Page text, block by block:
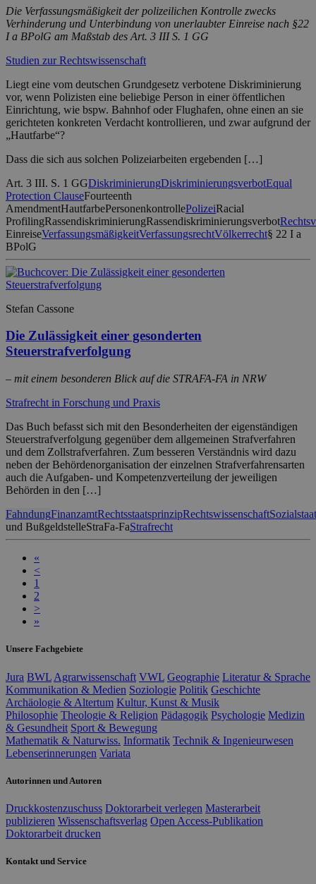
Die Verfassungsmäßigkeit der polizeilichen Kontrolle zwecks
Verhinderung und Unterbindung von unerlaubter Einreise nach §22
I a BPolG am Maßstab des Art. 3 III S. 1 GG
Studien zur Rechtswissenschaft
Liegt eine vom deutschen Grundgesetz verbotene Diskriminierung
vor, wenn Polizisten eine beliebige Person in einer öffentlichen
Einrichtung, wie bspw. Bahnhof oder Flughafen, ohne einen an sie
gerichteten konkreten Verdacht kontrollieren, und zwar aufgrund der
„Hautfarbe“?
Dass die sich aus solchen Polizeiarbeiten ergebenden […]
Art. 3 III. S. 1 GGDiskriminierungDiskriminierungsverbotEqual
Protection ClauseFourteenth
AmendmentHautfarbePersonenkontrollePolizeiRacial
ProfilingRassendiskriminierungRassendiskriminierungsverbot
EinreiseVerfassungsmäßigkeitVerfassungsrechtVölkerrecht§ 22 I a
BPolG
Stefan Cassone
Die Zulässigkeit einer gesonderten
Steuerstrafverfolgung
– mit einem besonderen Blick auf die STRAFA-FA in NRW
Strafrecht in Forschung und Praxis
Das Buch befasst sich mit den Besonderheiten der eigenständigen
Steuerstrafverfolgung gegenüber dem allgemeinen Strafverfahren
und dem Zollstrafverfahren. Zum besseren Verständnis wird dazu
neben der Behördenorganisation der einzelnen Strafverfahrensarten
auch die Aufgaben- und Kompetenzverteilung der jeweiligen
Behörden in den […]
FahndungFinanzamtRechtsstaatsprinzipRechtswissenschaft
und BußgeldstelleStraFa-FaStrafrecht
«
<
1
2
>
»
Unsere Fachgebiete
Jura BWL Agrarwissenschaft VWL Geographie Literatur & Sprache
Kommunikation & Medien Soziologie Politik Geschichte
Archäologie & Altertum Kultur, Kunst & Musik
Philosophie Theologie & Religion Pädagogik Psychologie Medizin
& Gesundheit Sport & Bewegung
Mathematik & Naturwiss. Informatik Technik & Ingenieurwesen
Lebenserinnerungen Variata
Autorinnen und Autoren
Druckkostenzuschuss Doktorarbeit verlegen Masterarbeit
publizieren Wissenschaftsverlag Open Access-Publikation
Doktorarbeit drucken
Kontakt und Service